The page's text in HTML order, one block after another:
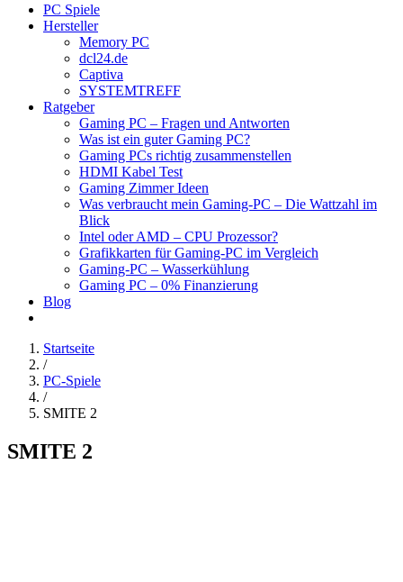
PC Spiele
Hersteller
Memory PC
dcl24.de
Captiva
SYSTEMTREFF
Ratgeber
Gaming PC – Fragen und Antworten
Was ist ein guter Gaming PC?
Gaming PCs richtig zusammenstellen
HDMI Kabel Test
Gaming Zimmer Ideen
Was verbraucht mein Gaming-PC – Die Wattzahl im
Blick
Intel oder AMD – CPU Prozessor?
Grafikkarten für Gaming-PC im Vergleich
Gaming-PC – Wasserkühlung
Gaming PC – 0% Finanzierung
Blog
Startseite
/
PC-Spiele
/
SMITE 2
SMITE 2